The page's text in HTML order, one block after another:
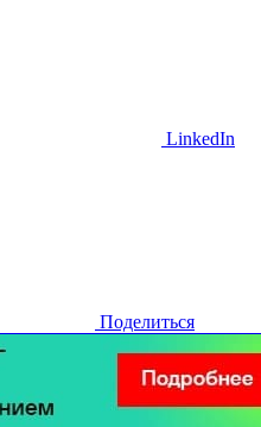
LinkedIn
Поделиться